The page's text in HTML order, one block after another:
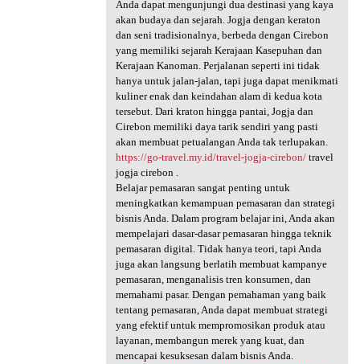
Anda dapat mengunjungi dua destinasi yang kaya
akan budaya dan sejarah. Jogja dengan keraton
dan seni tradisionalnya, berbeda dengan Cirebon
yang memiliki sejarah Kerajaan Kasepuhan dan
Kerajaan Kanoman. Perjalanan seperti ini tidak
hanya untuk jalan-jalan, tapi juga dapat menikmati
kuliner enak dan keindahan alam di kedua kota
tersebut. Dari kraton hingga pantai, Jogja dan
Cirebon memiliki daya tarik sendiri yang pasti
akan membuat petualangan Anda tak terlupakan.
https://go-travel.my.id/travel-jogja-cirebon/travel
jogja cirebon .
Belajar pemasaran sangat penting untuk
meningkatkan kemampuan pemasaran dan strategi
bisnis Anda. Dalam program belajar ini, Anda akan
mempelajari dasar-dasar pemasaran hingga teknik
pemasaran digital. Tidak hanya teori, tapi Anda
juga akan langsung berlatih membuat kampanye
pemasaran, menganalisis tren konsumen, dan
memahami pasar. Dengan pemahaman yang baik
tentang pemasaran, Anda dapat membuat strategi
yang efektif untuk mempromosikan produk atau
layanan, membangun merek yang kuat, dan
mencapai kesuksesan dalam bisnis Anda.